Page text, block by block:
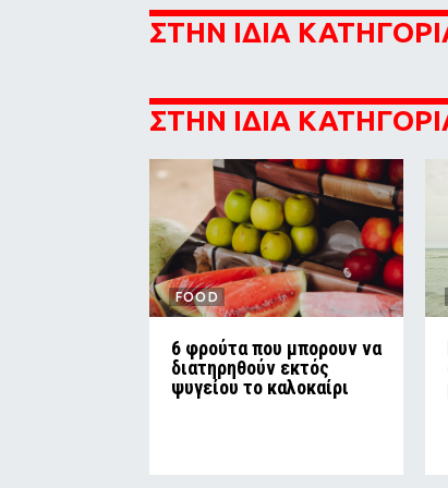
ΣΤΗΝ ΙΔΙΑ
ΣΤΗΝ ΙΔΙΑ
FOOD
6 φρούτα που μπορουν να
διατηρηθούν εκτός
ψυγείου το καλοκαίρι